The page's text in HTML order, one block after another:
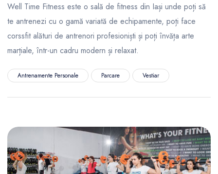
Well Time Fitness este o sală de fitness din Iași unde poți să
te antrenezi cu o gamă variată de echipamente, poți face
corssfit alături de antrenori profesioniști și poți învăța arte
marțiale, într-un cadru modern și relaxat.
Antrenamente Personale Parcare Vestiar